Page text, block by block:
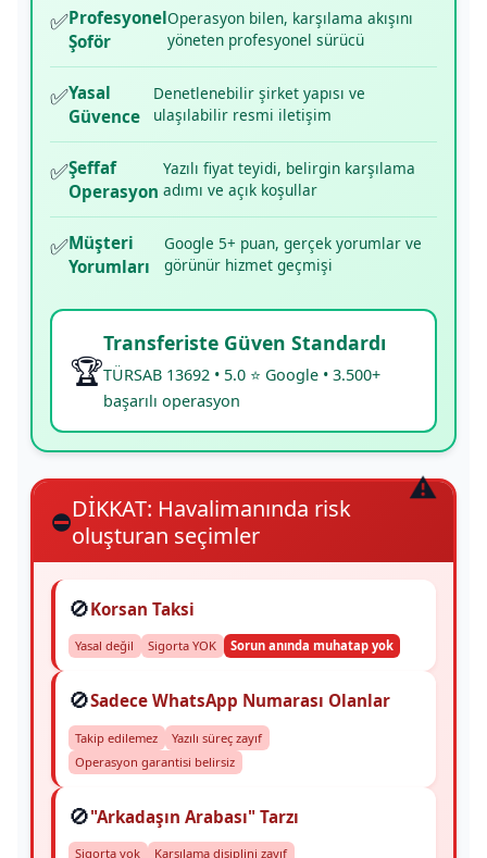
✅Profesyonel
Şoför
Operasyon bilen, karşılama akışını
yöneten profesyonel sürücü
✅Yasal
Güvence
Denetlenebilir şirket yapısı ve
ulaşılabilir resmi iletişim
✅Şeffaf
Operasyon
Yazılı fiyat teyidi, belirgin karşılama
adımı ve açık koşullar
✅Müşteri
Yorumları
Google 5+ puan, gerçek yorumlar ve
görünür hizmet geçmişi
🏆
Transferiste Güven Standardı
TÜRSAB 13692 • 5.0 ⭐ Google • 3.500+
başarılı operasyon
⛔DİKKAT: Havalimanında risk
oluşturan seçimler
🚫Korsan Taksi
Yasal değil Sigorta YOK Sorun anında muhatap yok
🚫Sadece WhatsApp Numarası Olanlar
Takip edilemez
Yazılı süreç zayıf
Operasyon garantisi belirsiz
🚫"Arkadaşın Arabası" Tarzı
Sigorta yok
Karşılama disiplini zayıf